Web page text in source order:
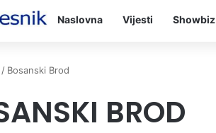
Naslovna Vijesti Showbiz
/ Bosanski Brod
BROD